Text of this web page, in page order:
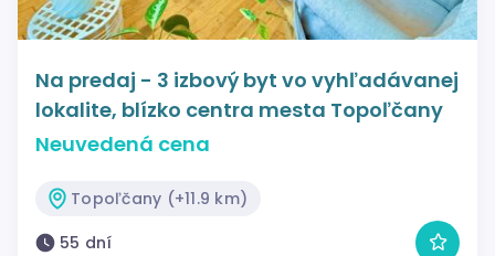
Na predaj - 3 izbový byt vo vyhľadávanej
lokalite, blízko centra mesta Topoľčany
Neuvedená cena
Topoľčany (+11.9 km)
55 dní